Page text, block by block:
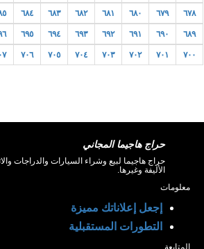
٦٧٨ ٦٧٩ ٦٨٠ ٦٨١ ٦٨٢ ٦٨٣ ٦٨٤
٦٨٩ ٦٩٠ ٦٩١ ٦٩٢ ٦٩٣ ٦٩٤ ٦٩٥
٧٠٠ ٧٠١ ٧٠٢ ٧٠٣ ٧٠٤ ٧٠٥ ٧٠٦
حراج هاجيما المجاني
حراج هاجيما لبيع وشراء السيارات والدراجات
الأليفة وغيرها.
معلومات
إجعل إعلاناتك مميزة
التطورات المستقبلية
المتابعة